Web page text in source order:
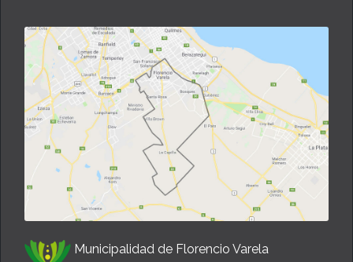
Municipalidad de Florencio Varela